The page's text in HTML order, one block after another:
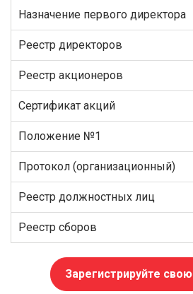
Назначение первого директора
Реестр директоров
Реестр акционеров
Сертификат акций
Положение №1
Протокол (организационный)
Реестр должностных лиц
Реестр сборов
Зарегистрируйте